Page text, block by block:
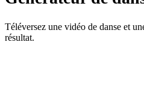
Téléversez une vidéo de danse et
résultat.